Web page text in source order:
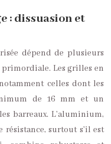
: dissuasion et
dépend de plusieurs
primordiale. Les grilles en
celles dont les
de 16 mm et un
barreaux. L’aluminium,
surtout s’il est